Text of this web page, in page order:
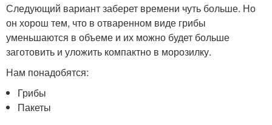
Следующий вариант заберет времени чуть больше. Но
он хорош тем, что в отваренном виде грибы
уменьшаются в объеме и их можно будет больше
заготовить и уложить компактно в морозилку.
Нам понадобятся:
Грибы
Пакеты